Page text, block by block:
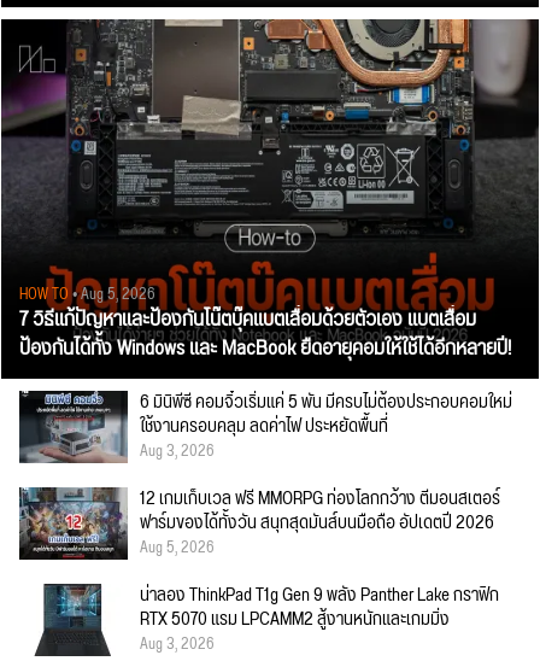
HOW TO• Aug 5, 2026
7 วิธีแก้ปัญหาและป้องกันโน๊ตบุ๊คแบตเสื่อมด้วยตัวเอง แบตเสื่อม
ป้องกันได้ทั้ง Windows และ MacBook ยืดอายุคอมให้ใช้ได้อีกหลายปี!
6 มินิพีซี คอมจิ๋วเริ่มแค่ 5 พัน มีครบไม่ต้องประกอบคอมใหม่
ใช้งานครอบคลุม ลดค่าไฟ ประหยัดพื้นที่
Aug 3, 2026
12 เกมเก็บเวล ฟรี MMORPG ท่องโลกกว้าง ตีมอนสเตอร์
ฟาร์มของได้ทั้งวัน สนุกสุดมันส์บนมือถือ อัปเดตปี 2026
Aug 5, 2026
น่าลอง ThinkPad T1g Gen 9 พลัง Panther Lake กราฟิก
RTX 5070 แรม LPCAMM2 สู้งานหนักและเกมมิ่ง
Aug 3, 2026